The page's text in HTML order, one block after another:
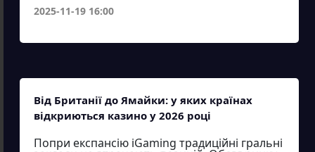
2025-11-19 16:00
Від Британії до Ямайки: у яких країнах
відкриються казино у 2026 році
Попри експансію iGaming традиційні гральні